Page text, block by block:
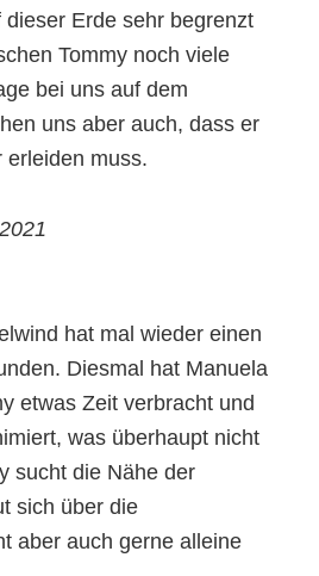
Erde sehr begrenzt
Tommy noch viele
bei uns auf dem
uns aber auch, dass er
erleiden muss.
hat mal wieder einen
Diesmal hat Manuela
etwas Zeit verbracht und
was überhaupt nicht
sucht die Nähe der
sich über die
aber auch gerne alleine